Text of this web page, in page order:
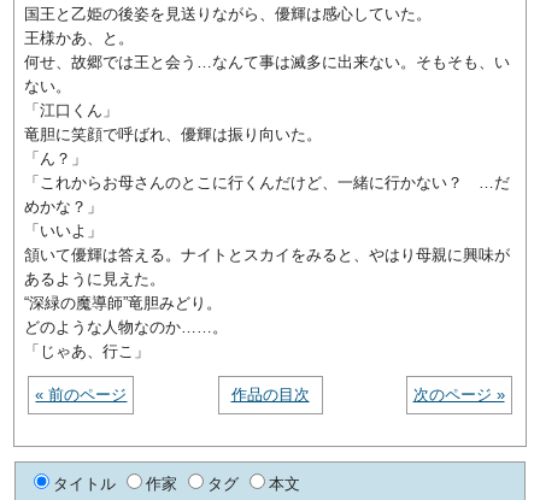
国王と乙姫の後姿を見送りながら、優輝は感心していた。
王様かあ、と。
何せ、故郷では王と会う…なんて事は滅多に出来ない。そもそも、い
ない。
「江口くん」
竜胆に笑顔で呼ばれ、優輝は振り向いた。
「ん？」
「これからお母さんのとこに行くんだけど、一緒に行かない？ …だ
めかな？」
「いいよ」
頷いて優輝は答える。ナイトとスカイをみると、やはり母親に興味が
あるように見えた。
“深緑の魔導師”竜胆みどり。
どのような人物なのか……。
「じゃあ、行こ」
« 前のページ 次のページ »
作品の目次
タイトル 作家 タグ 本文